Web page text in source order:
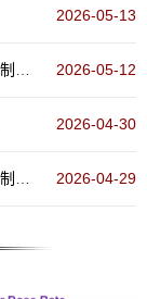
2026-05-13
2026-05-12
2026-04-30
2026-04-29